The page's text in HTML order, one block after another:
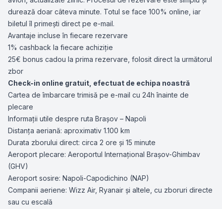
durează doar câteva minute. Totul se face 100% online, iar
biletul îl primești direct pe e-mail.
Avantaje incluse în fiecare rezervare
1% cashback la fiecare achiziție
25€ bonus cadou la prima rezervare, folosit direct la următorul
zbor
Check-in online gratuit, efectuat de echipa noastră
Cartea de îmbarcare trimisă pe e-mail cu 24h înainte de
plecare
Informații utile despre ruta Brașov – Napoli
Distanța aeriană: aproximativ 1.100 km
Durata zborului direct: circa 2 ore și 15 minute
Aeroport plecare: Aeroportul Internațional Brașov-Ghimbav
(GHV)
Aeroport sosire: Napoli-Capodichino (NAP)
Companii aeriene: Wizz Air, Ryanair și altele, cu zboruri directe
sau cu escală